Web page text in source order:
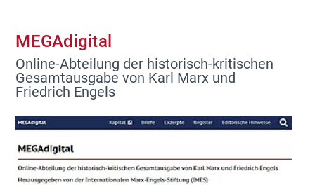
MEGAdigital
Online-Abteilung der historisch-kritischen
Gesamtausgabe von Karl Marx und
Friedrich Engels